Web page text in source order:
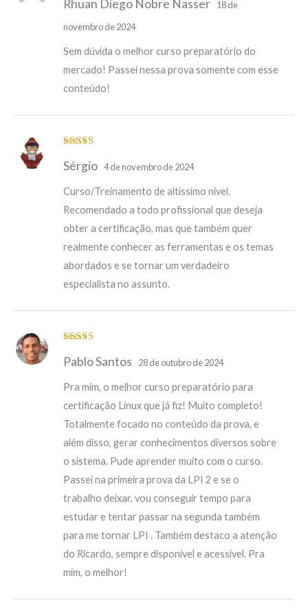
de 5
Rhuan Diego Nobre Nasser
18 de
novembro de 2024
Sem dúvida o melhor curso preparatório do
mercado! Passei nessa prova somente com esse
conteúdo!
de 5
Sérgio 4 de novembro de 2024
Curso/Treinamento de altíssimo nível.
Recomendado a todo profissional que deseja
obter a certificação, mas que também quer
realmente conhecer as ferramentas e os temas
abordados e se tornar um verdadeiro
especialista no assunto.
de 5
Pablo Santos 28 de outubro de 2024
Pra mim, o melhor curso preparatório para
certificação Linux que já fiz! Muito completo!
Totalmente focado no conteúdo da prova, e
além disso, gerar conhecimentos diversos sobre
o sistema. Pude aprender muito com o curso.
Passei na primeira prova da LPI 2 e se o
trabalho deixar, vou conseguir tempo para
estudar e tentar passar na segunda também
para me tornar LPI . Também destaco a atenção
do Ricardo, sempre disponível e acessível. Pra
mim, o melhor!